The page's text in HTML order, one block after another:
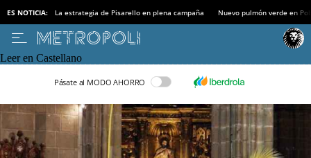
ES NOTICIA: La estrategia de Pisarello en plena campaña Nuevo pulmón verde en
Leer en Castellano
Pásate al MODO AHORRO